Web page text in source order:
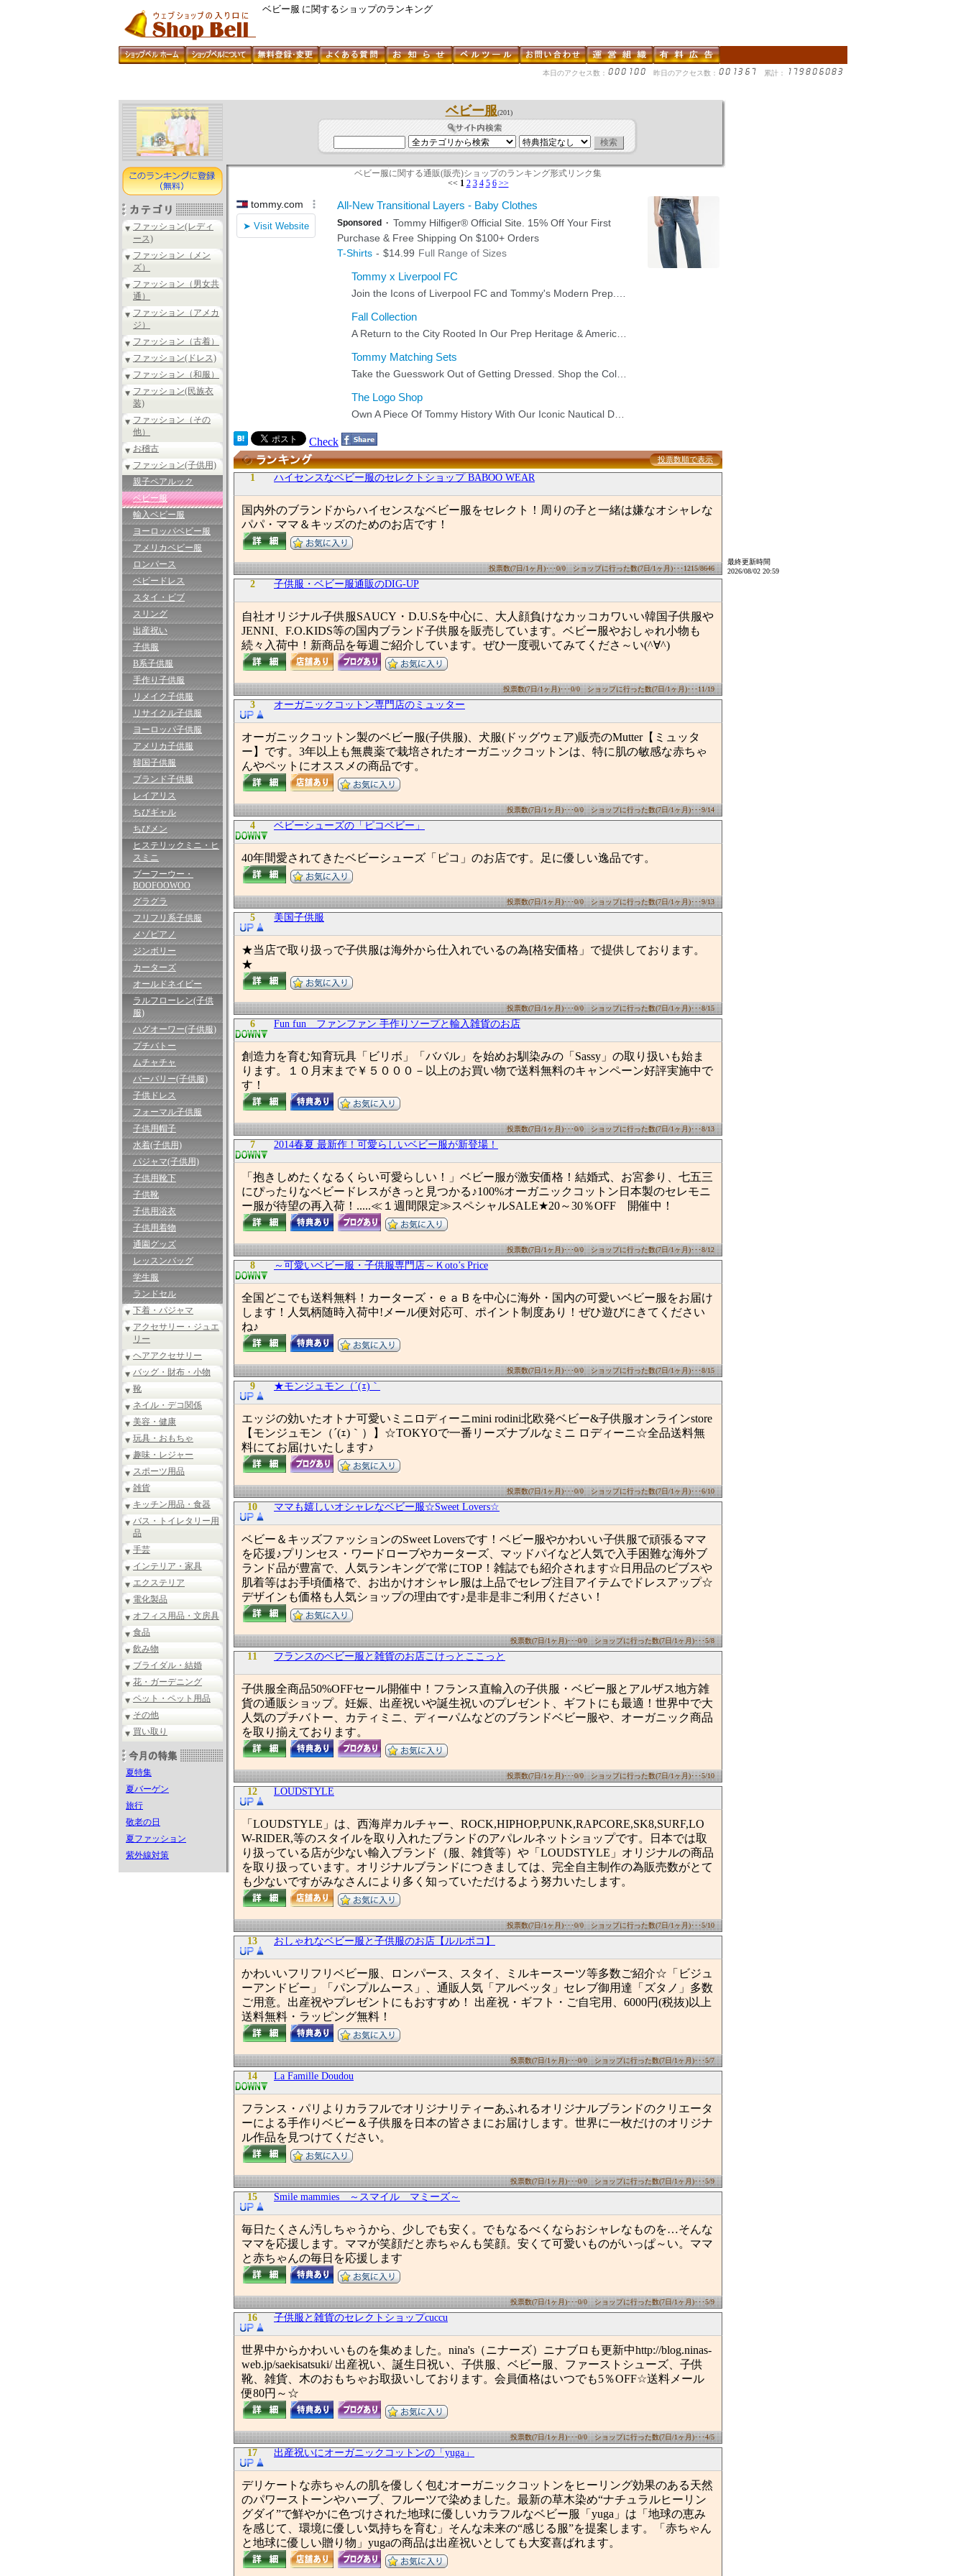
ベビー服 に関するショップのランキング
本日のアクセス数： 昨日のアクセス数： 累計：
ファッション(レディ
ース)
ファッション（メン
ズ）
ファッション（男女共
通）
ファッション（アメカ
ジ）
ファッション（古着）
ファッション(ドレス)
ファッション（和服）
ファッション(民族衣
装)
ファッション（その
他）
お稽古
ファッション(子供用)
親子ペアルック
ベビー服
輸入ベビー服
ヨーロッパベビー服
アメリカベビー服
ロンパース
ベビードレス
スタイ・ビブ
スリング
出産祝い
子供服
B系子供服
手作り子供服
リメイク子供服
リサイクル子供服
ヨーロッパ子供服
アメリカ子供服
韓国子供服
ブランド子供服
レイアリス
ちびギャル
ちびメン
ヒステリックミニ・ヒ
スミニ
ブーフーウー・
BOOFOOWOO
グラグラ
フリフリ系子供服
メゾピアノ
ジンボリー
カーターズ
オールドネイビー
ラルフローレン(子供
服)
ハグオーワー(子供服)
プチバトー
ムチャチャ
バーバリー(子供服)
子供ドレス
フォーマル子供服
子供用帽子
水着(子供用)
パジャマ(子供用)
子供用靴下
子供靴
子供用浴衣
子供用着物
通園グッズ
レッスンバッグ
学生服
ランドセル
下着・パジャマ
アクセサリー・ジュエ
リー
ヘアアクセサリー
バッグ・財布・小物
靴
ネイル・デコ関係
美容・健康
玩具・おもちゃ
趣味・レジャー
スポーツ用品
雑貨
キッチン用品・食器
バス・トイレタリー用
品
手芸
インテリア・家具
エクステリア
電化製品
オフィス用品・文房具
食品
飲み物
ブライダル・結婚
花・ガーデニング
ペット・ペット用品
その他
買い取り
夏特集
夏バーゲン
旅行
敬老の日
夏ファッション
紫外線対策
ベビー服(201)
ベビー服に関する通販(販売)ショップのランキング形式リンク集
<< 1 2 3 4 5 6 >>
Check
投票数順で表示
1 ハイセンスなベビー服のセレクトショップ BABOO WEAR
国内外のブランドからハイセンスなベビー服をセレクト！周りの子と一緒は嫌なオシャレな
パパ・ママ＆キッズのためのお店です！
投票数(7日/1ヶ月)･･･0/0 ショップに行った数(7日/1ヶ月)･･･1215/8646
2 子供服・ベビー服通販のDIG-UP
自社オリジナル子供服SAUCY・D.U.Sを中心に、大人顔負けなカッコカワいい韓国子供服や
JENNI、F.O.KIDS等の国内ブランド子供服を販売しています。ベビー服やおしゃれ小物も
続々入荷中！新商品を毎週ご紹介しています。ぜひ一度覗いてみてくださ～い(^∀^)
投票数(7日/1ヶ月)･･･0/0 ショップに行った数(7日/1ヶ月)･･･11/19
3 オーガニックコットン専門店のミュッター
オーガニックコットン製のベビー服(子供服)、犬服(ドッグウェア)販売のMutter【ミュッタ
ー】です。3年以上も無農薬で栽培されたオーガニックコットンは、特に肌の敏感な赤ちゃ
んやペットにオススメの商品です。
投票数(7日/1ヶ月)･･･0/0 ショップに行った数(7日/1ヶ月)･･･9/14
4 ベビーシューズの「ピコベビー」
40年間愛されてきたベビーシューズ「ピコ」のお店です。足に優しい逸品です。
投票数(7日/1ヶ月)･･･0/0 ショップに行った数(7日/1ヶ月)･･･9/13
5 美国子供服
★当店で取り扱っで子供服は海外から仕入れでいるの為[格安価格」で提供しております。
★
投票数(7日/1ヶ月)･･･0/0 ショップに行った数(7日/1ヶ月)･･･8/15
6 Fun fun ファンファン 手作りソープと輸入雑貨のお店
創造力を育む知育玩具「ビリボ」「ババル」を始めお馴染みの「Sassy」の取り扱いも始ま
ります。１０月末まで￥５０００－以上のお買い物で送料無料のキャンペーン好評実施中で
す！
投票数(7日/1ヶ月)･･･0/0 ショップに行った数(7日/1ヶ月)･･･8/13
7 2014春夏 最新作！可愛らしいベビー服が新登場！
「抱きしめたくなるくらい可愛らしい！」ベビー服が激安価格！結婚式、お宮参り、七五三
にぴったりなベビードレスがきっと見つかる♪100%オーガニックコットン日本製のセレモニ
ー服が待望の再入荷！.....≪１週間限定≫スペシャルSALE★20～30％OFF 開催中！
投票数(7日/1ヶ月)･･･0/0 ショップに行った数(7日/1ヶ月)･･･8/12
8 ～可愛いベビー服・子供服専門店～Ｋoto’s Price
全国どこでも送料無料！カーターズ・ｅａＢを中心に海外・国内の可愛いベビー服をお届け
します！人気柄随時入荷中!メール便対応可、ポイント制度あり！ぜひ遊びにきてください
ね♪
投票数(7日/1ヶ月)･･･0/0 ショップに行った数(7日/1ヶ月)･･･8/15
9 ★モンジュモン（´(ｪ)｀
エッジの効いたオトナ可愛いミニロディーニmini rodini北欧発ベビー&子供服オンラインstore
【モンジュモン（´(ｪ)｀）】☆TOKYOで一番リーズナブルなミニ ロディーニ☆全品送料無
料にてお届けいたします♪
投票数(7日/1ヶ月)･･･0/0 ショップに行った数(7日/1ヶ月)･･･6/10
10 ママも嬉しいオシャレなベビー服☆Sweet Lovers☆
ベビー＆キッズファッションのSweet Loversです！ベビー服やかわいい子供服で頑張るママ
を応援♪プリンセス・ワードローブやカーターズ、マッドパイなど人気で入手困難な海外ブ
ランド品が豊富で、人気ランキングで常にTOP！雑誌でも紹介されます☆日用品のビブスや
肌着等はお手頃価格で、お出かけオシャレ服は上品でセレブ注目アイテムでドレスアップ☆
デザインも価格も人気ショップの理由です♪是非是非ご利用ください！
投票数(7日/1ヶ月)･･･0/0 ショップに行った数(7日/1ヶ月)･･･5/8
11 フランスのベビー服と雑貨のお店こけっとここっと
子供服全商品50%OFFセール開催中！フランス直輸入の子供服・ベビー服とアルザス地方雑
貨の通販ショップ。妊娠、出産祝いや誕生祝いのプレゼント、ギフトにも最適！世界中で大
人気のプチバトー、カティミニ、ディーパムなどのブランドベビー服や、オーガニック商品
を取り揃えております。
投票数(7日/1ヶ月)･･･0/0 ショップに行った数(7日/1ヶ月)･･･5/10
12 LOUDSTYLE
「LOUDSTYLE」は、西海岸カルチャー、ROCK,HIPHOP,PUNK,RAPCORE,SK8,SURF,LO
W-RIDER,等のスタイルを取り入れたブランドのアパレルネットショップです。日本では取
り扱っている店が少ない輸入ブランド（服、雑貨等）や「LOUDSTYLE」オリジナルの商品
を取り扱っています。オリジナルブランドにつきましては、完全自主制作の為販売数がとて
も少ないですがみなさんにより多く知っていただけるよう努力いたします。
投票数(7日/1ヶ月)･･･0/0 ショップに行った数(7日/1ヶ月)･･･5/10
13 おしゃれなベビー服と子供服のお店【ルルポコ】
かわいいフリフリベビー服、ロンパース、スタイ、ミルキースーツ等多数ご紹介☆「ビジュ
ーアンドビー」「パンプルムース」、通販人気「アルベッタ」セレブ御用達「ズタノ」多数
ご用意。出産祝やプレゼントにもおすすめ！ 出産祝・ギフト・ご自宅用、6000円(税抜)以上
送料無料・ラッピング無料！
投票数(7日/1ヶ月)･･･0/0 ショップに行った数(7日/1ヶ月)･･･5/7
14 La Famille Doudou
フランス・パリよりカラフルでオリジナリティーあふれるオリジナルブランドのクリエータ
ーによる手作りベビー＆子供服を日本の皆さまにお届けします。世界に一枚だけのオリジナ
ル作品を見つけてください。
投票数(7日/1ヶ月)･･･0/0 ショップに行った数(7日/1ヶ月)･･･5/9
15 Smile mammies ～スマイル マミーズ～
毎日たくさん汚しちゃうから、少しでも安く。でもなるべくならおシャレなものを…そんな
ママを応援します。ママが笑顔だと赤ちゃんも笑顔。安くて可愛いものがいっぱ～い。ママ
と赤ちゃんの毎日を応援します
投票数(7日/1ヶ月)･･･0/0 ショップに行った数(7日/1ヶ月)･･･5/9
16 子供服と雑貨のセレクトショップcuccu
世界中からかわいいものを集めました。nina's（ニナーズ）ニナブロも更新中http://blog.ninas-
web.jp/saekisatsuki/ 出産祝い、誕生日祝い、子供服、ベビー服、ファーストシューズ、子供
靴、雑貨、木のおもちゃお取扱いしております。会員価格はいつでも5％OFF☆送料メール
便80円～☆
投票数(7日/1ヶ月)･･･0/0 ショップに行った数(7日/1ヶ月)･･･4/5
17 出産祝いにオーガニックコットンの「yuga」
デリケートな赤ちゃんの肌を優しく包むオーガニックコットンをヒーリング効果のある天然
のパワーストーンやハーブ、フルーツで染めました。最新の草木染め“ナチュラルヒーリン
グダイ”で鮮やかに色づけされた地球に優しいカラフルなベビー服「yuga」は「地球の恵み
を感じて、環境に優しい気持ちを育む」そんな未来の“感じる服”を提案します。「赤ちゃん
と地球に優しい贈り物」yugaの商品は出産祝いとしても大変喜ばれます。
最終更新時間
2026/08/02 20:59